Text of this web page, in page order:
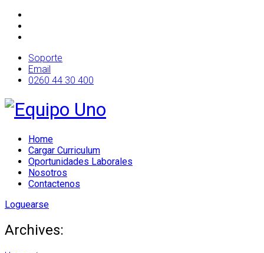
Soporte
Email
0260 44 30 400
Home
Cargar Curriculum
Oportunidades Laborales
Nosotros
Contactenos
Loguearse
Archives: